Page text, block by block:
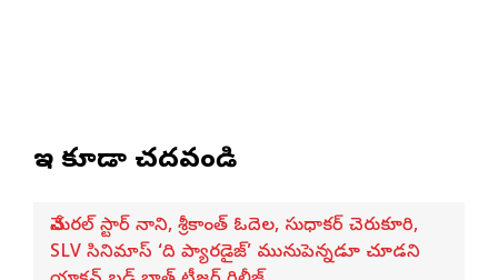
ఇవి కూడా చదవండి
నేచురల్ స్టార్ నాని, శ్రీకాంత్ ఓదెల, సుధాకర్ చెరుకూరి,
SLV సినిమాస్ ‘ది ప్యారడైజ్’ మునుపెన్నడూ చూడని